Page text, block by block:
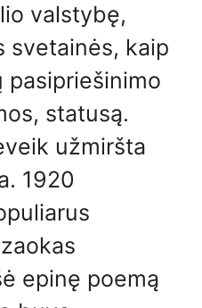
valstybę,
svetainės, kaip
pasipriešinimo
statusą.
užmiršta
1920
epinę poemą